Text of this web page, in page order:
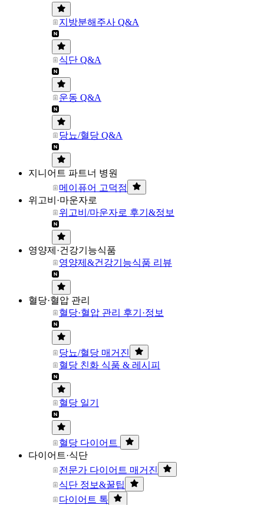
지방분해주사 Q&A
식단 Q&A
운동 Q&A
당뇨/혈당 Q&A
지니어트 파트너 병원
메이퓨어 고덕점
위고비·마운자로
위고비/마운자로 후기&정보
영양제·건강기능식품
영양제&건강기능식품 리뷰
혈당·혈압 관리
혈당·혈압 관리 후기·정보
당뇨/혈당 매거진
혈당 친화 식품 & 레시피
혈당 일기
혈당 다이어트
다이어트·식단
전문가 다이어트 매거진
식단 정보&꿀팁
다이어트 톡